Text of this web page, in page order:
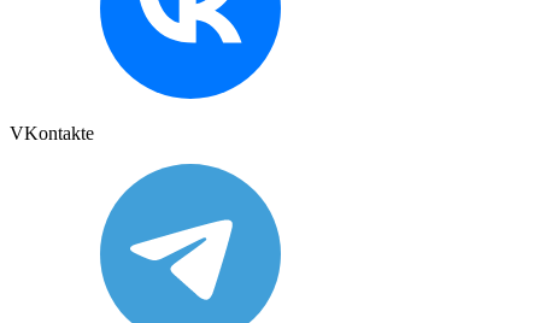
VKontakte